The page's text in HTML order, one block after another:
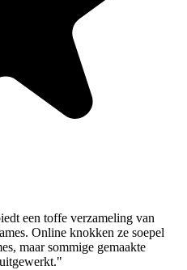
een toffe verzameling van
Online knokken ze soepel
maar sommige gemaakte